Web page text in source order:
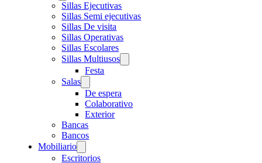
Sillas Ejecutivas
Sillas Semi ejecutivas
Sillas De visita
Sillas Operativas
Sillas Escolares
Sillas Multiusos
Festa
Salas
De espera
Colaborativo
Exterior
Bancas
Bancos
Mobiliario
Escritorios